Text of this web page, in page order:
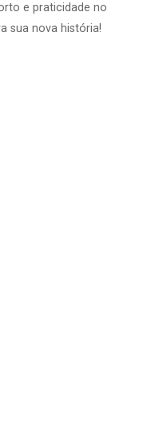
e praticidade no
sua nova história!